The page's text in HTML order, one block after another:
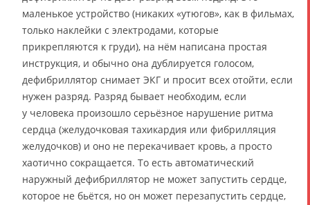
маленькое устройство (никаких «утюгов», как в фильмах,
только наклейки с электродами, которые
прикрепляются к груди), на нём написана простая
инструкция, и обычно она дублируется голосом,
дефибриллятор снимает ЭКГ и просит всех отойти, если
нужен разряд. Разряд бывает необходим, если
у человека произошло серьёзное нарушение ритма
сердца (желудочковая тахикардия или фибрилляция
желудочков) и оно не перекачивает кровь, а просто
хаотично сокращается. То есть автоматический
наружный дефибриллятор не может запустить сердце,
которое не бьётся, но он может перезапустить сердце,